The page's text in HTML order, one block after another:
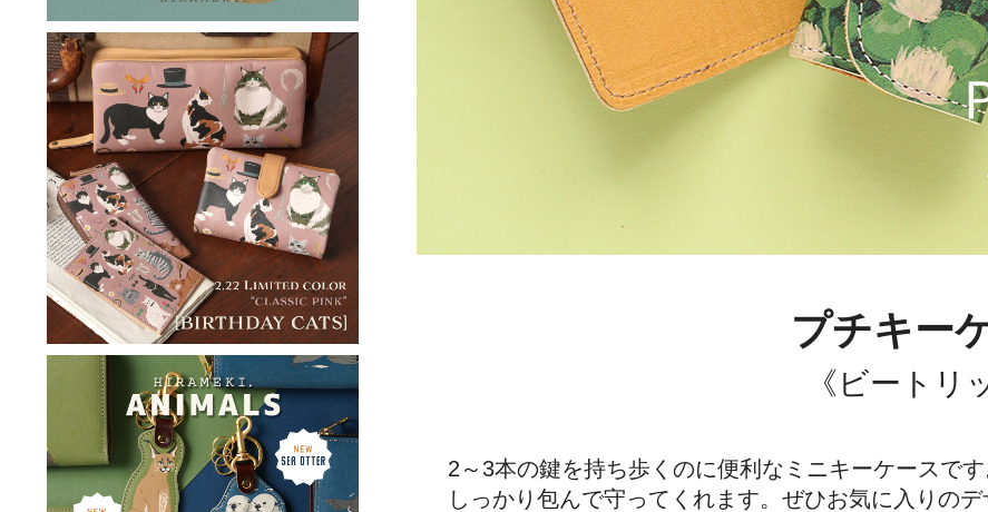
プチキー
《ビートリ
2～3本の鍵を持ち歩くのに便利なミニキーケースで
しっかり包んで守ってくれます。ぜひお気に入りの